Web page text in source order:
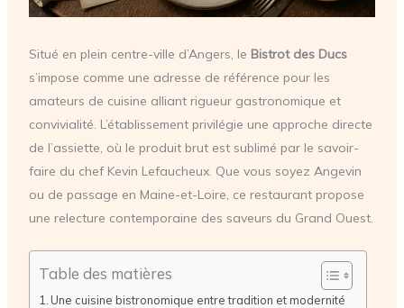
Situé en plein centre-ville d’Angers, le Bistrot des Ducs
s’impose comme une adresse de référence pour les
amateurs de cuisine alliant rigueur gastronomique et
convivialité. L’établissement privilégie une approche directe
de l’assiette, où le produit brut est sublimé par le savoir-
faire du chef Kevin Lefaucheux. Que vous soyez Angevin
ou de passage en Maine-et-Loire, ce restaurant propose
une relecture contemporaine des saveurs du Grand Ouest.
Table des matières
Une cuisine bistronomique entre tradition et modernité